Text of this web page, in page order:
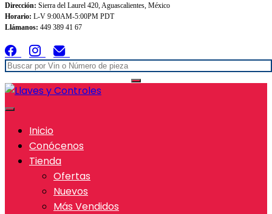
Dirección: Sierra del Laurel 420, Aguascalientes, México
Horario: L-V 9:00AM-5:00PM PDT
Llámanos: 449 389 41 67
Inicio
Conócenos
Tienda
Ofertas
Nuevos
Más Vendidos